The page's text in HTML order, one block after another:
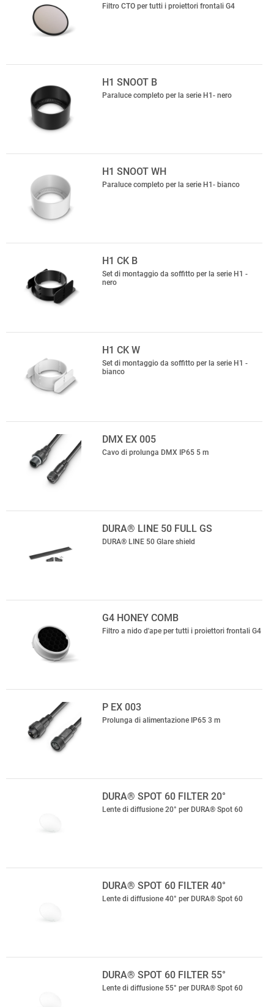
Filtro CTO per tutti i proiettori frontali G4
H1 SNOOT B
Paraluce completo per la serie H1- nero
H1 SNOOT WH
Paraluce completo per la serie H1- bianco
H1 CK B
Set di montaggio da soffitto per la serie H1 -
nero
H1 CK W
Set di montaggio da soffitto per la serie H1 -
bianco
DMX EX 005
Cavo di prolunga DMX IP65 5 m
DURA® LINE 50 FULL GS
DURA® LINE 50 Glare shield
G4 HONEY COMB
Filtro a nido d'ape per tutti i proiettori frontali G4
P EX 003
Prolunga di alimentazione IP65 3 m
DURA® SPOT 60 FILTER 20°
Lente di diffusione 20° per DURA® Spot 60
DURA® SPOT 60 FILTER 40°
Lente di diffusione 40° per DURA® Spot 60
DURA® SPOT 60 FILTER 55°
Lente di diffusione 55° per DURA® Spot 60